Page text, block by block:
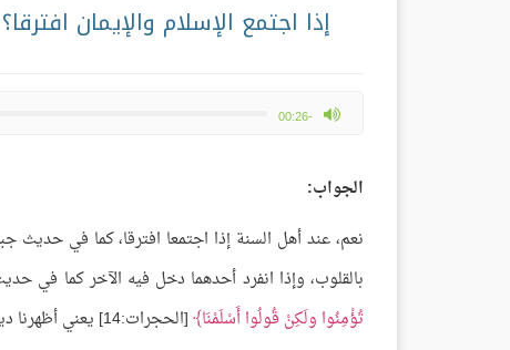
إذا اجتمع الإسلام والإيمان افترقا؟
-00:26
max volume
الجواب:
نعم، عند أهل السنة إذا اجتمعا افترقا، كما في حديث
بالقلوب، وإذا انفرد أحدهما دخل فيه الآخر كما في
تُؤْمِنُوا ولَكِنْ قُولُوا أَسْلَمْنَا [الحجرات:14] يعني أظهرنا دين الإسلام.